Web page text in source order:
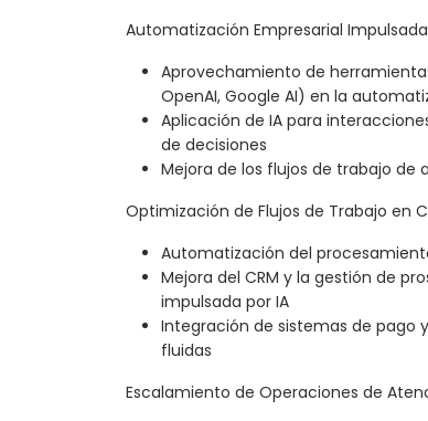
Automatización Empresarial
Aprovechamiento de
OpenAI, Google AI) en la
Aplicación de IA para
de decisiones
Mejora de los flujos de trabajo
Optimización de Flujos de Trabajo en
Automatización del
Mejora del CRM y la gestión de
impulsada por IA
Integración de sistemas de pago
fluidas
Escalamiento de Operaciones de